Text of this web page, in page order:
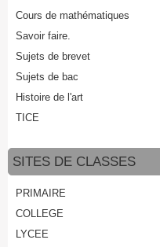
Cours de mathématiques
Savoir faire.
Sujets de brevet
Sujets de bac
Histoire de l'art
TICE
SITES DE CLASSES
PRIMAIRE
COLLEGE
LYCEE